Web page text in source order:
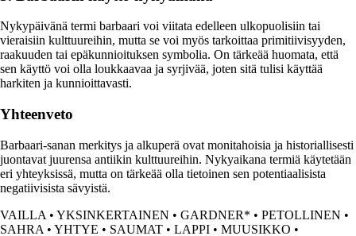
Nykypäivänä termi barbaari voi viitata edelleen ulkopuolisiin tai
vieraisiin kulttuureihin, mutta se voi myös tarkoittaa primitiivisyyden,
raakuuden tai epäkunnioituksen symbolia. On tärkeää huomata, että
sen käyttö voi olla loukkaavaa ja syrjivää, joten sitä tulisi käyttää
harkiten ja kunnioittavasti.
Yhteenveto
Barbaari-sanan merkitys ja alkuperä ovat monitahoisia ja historiallisesti
juontavat juurensa antiikin kulttuureihin. Nykyaikana termiä käytetään
eri yhteyksissä, mutta on tärkeää olla tietoinen sen potentiaalisista
negatiivisista sävyistä.
VAILLA • YKSINKERTAINEN • GARDNER* • PETOLLINEN •
SAHRA • YHTYE • SAUMAT • LAPPI • MUUSIKKO •